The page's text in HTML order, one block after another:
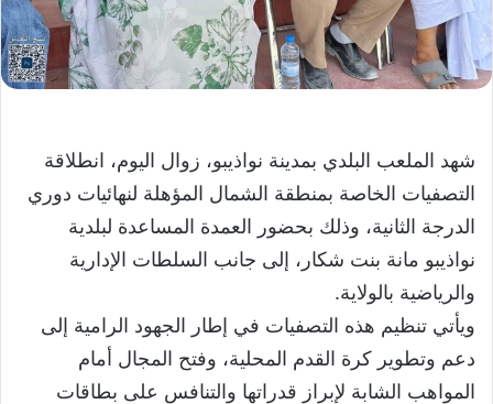
شهد الملعب البلدي بمدينة نواذيبو، زوال اليوم، انطلاقة
التصفيات الخاصة بمنطقة الشمال المؤهلة لنهائيات دوري
الدرجة الثانية، وذلك بحضور العمدة المساعدة لبلدية
نواذيبو مانة بنت شكار، إلى جانب السلطات الإدارية
والرياضية بالولاية.
ويأتي تنظيم هذه التصفيات في إطار الجهود الرامية إلى
دعم وتطوير كرة القدم المحلية، وفتح المجال أمام
المواهب الشابة لإبراز قدراتها والتنافس على بطاقات